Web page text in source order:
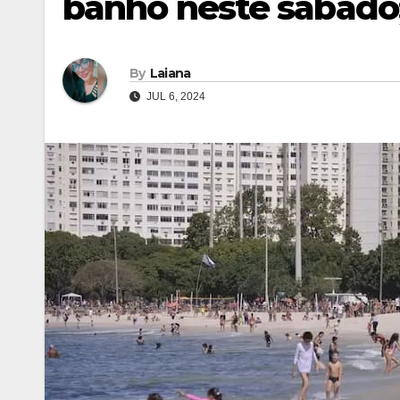
By Laiana
JUL 6, 2024